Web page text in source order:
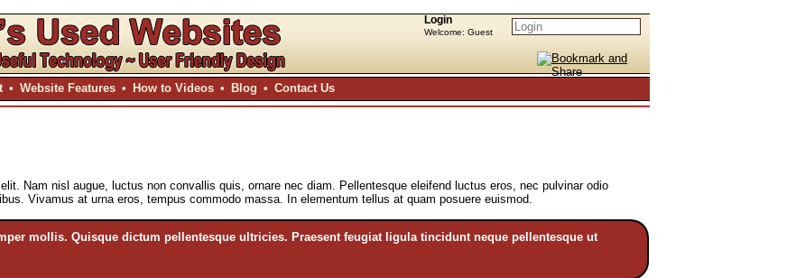
• Website Features • How to Videos • Blog • Contact Us
Login
Welcome: Guest
Nam nisl augue, luctus non convallis quis, ornare nec diam. Pellentesque eleifend luctus eros, nec pulvinar odio
Vivamus at urna eros, tempus commodo massa. In elementum tellus at quam posuere euismod.
mollis. Quisque dictum pellentesque ultricies. Praesent feugiat ligula tincidunt neque pellentesque ut